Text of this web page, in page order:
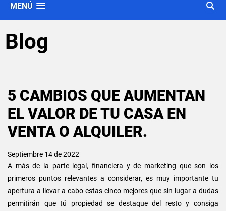
MENÚ
Blog
5 CAMBIOS QUE AUMENTAN
EL VALOR DE TU CASA EN
VENTA O ALQUILER.
Septiembre 14 de 2022
A más de la parte legal, financiera y de marketing que son los
primeros puntos relevantes a considerar, es muy importante tu
apertura a llevar a cabo estas cinco mejores que sin lugar a dudas
permitirán que tú propiedad se destaque del resto y consiga